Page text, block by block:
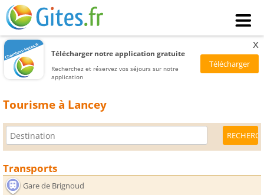
Télécharger notre application gratuite
Recherchez et réservez vos séjours sur notre
application
x
Tourisme à Lancey
Transports
Gare de Brignoud